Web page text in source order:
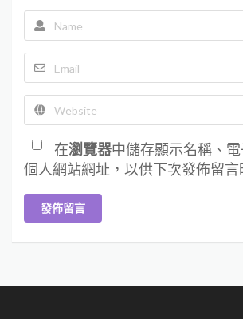
在瀏覽器中儲存顯示名稱、
個人網站網址，以供下次發佈留言
發佈留言